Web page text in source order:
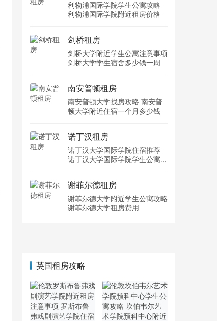
利物浦国际学院学生公寓攻略
利物浦国际学院附近租房价格
剑桥租房
剑桥大学附近学生公寓注意事项
剑桥大学学生宿舍多少钱一周
南安普顿租房
南安普顿大学找房攻略 南安普
顿大学附近住宿一个月多少钱
诺丁汉租房
诺丁汉大学国际学院住宿推荐
诺丁汉大学国际学院学生公寓多
谢菲尔德租房
谢菲尔德大学附近学生公寓攻略
谢菲尔德大学租房费用
英国租房攻略